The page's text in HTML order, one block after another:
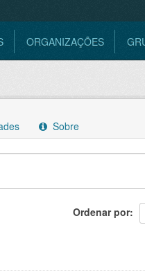
ORGANIZAÇÕES
Sobre
Ordenar por